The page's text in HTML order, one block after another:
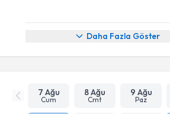
Daha Fazla Göster
7 Ağu
Cum
8 Ağu
Cmt
9 Ağu
Paz